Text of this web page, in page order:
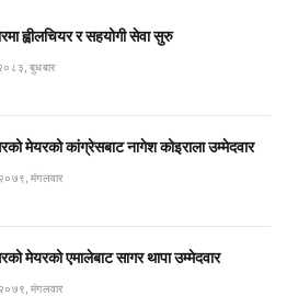
ह्वीलचियर र सहयोगी सेवा सुरु
बुधबार
मेयरको कांग्रेसबाट नागेश कोइराला उम्मेदवार
मंगलवार
मेयरको एमालेबाट सागर थापा उम्मेदवार
मंगलवार